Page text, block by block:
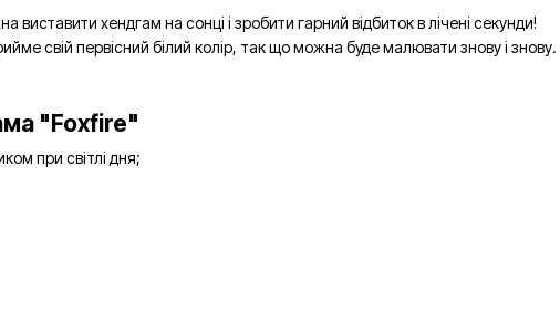
хендгам на сонці і зробити гарний відбиток в лічені секунди!
свій первісний білий колір, так що можна буде малювати знову і знову.
"Foxfire"
при світлі дня;